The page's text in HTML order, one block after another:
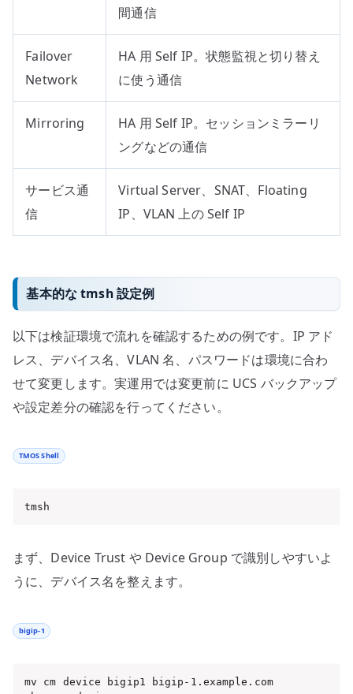
間通信
Failover
Network
HA 用 Self IP。状態監視と切り替え
に使う通信
Mirroring
HA 用 Self IP。セッションミラーリ
ングなどの通信
サービス通
信
Virtual Server、SNAT、Floating
IP、VLAN 上の Self IP
基本的な tmsh 設定例
以下は検証環境で流れを確認するための例です。IP アド
レス、デバイス名、VLAN 名、パスワードは環境に合わ
せて変更します。実運用では変更前に UCS バックアップ
や設定差分の確認を行ってください。
TMOS Shell
tmsh
まず、Device Trust や Device Group で識別しやすいよ
うに、デバイス名を整えます。
bigip-1
mv cm device bigip1 bigip-1.example.com